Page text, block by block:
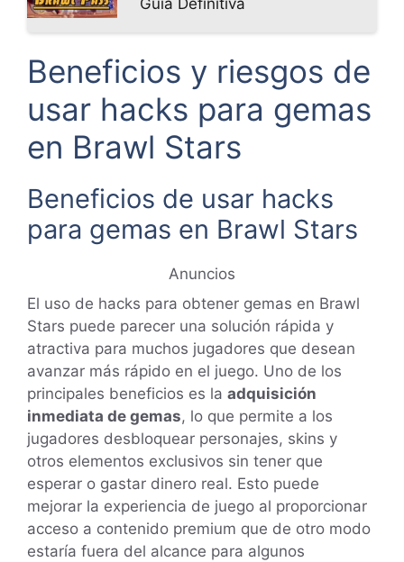
Guía Definitiva
Beneficios y riesgos de
usar hacks para gemas
en Brawl Stars
Beneficios de usar hacks
para gemas en Brawl Stars
Anuncios
El uso de hacks para obtener gemas en Brawl
Stars puede parecer una solución rápida y
atractiva para muchos jugadores que desean
avanzar más rápido en el juego. Uno de los
principales beneficios es la adquisición
inmediata de gemas, lo que permite a los
jugadores desbloquear personajes, skins y
otros elementos exclusivos sin tener que
esperar o gastar dinero real. Esto puede
mejorar la experiencia de juego al proporcionar
acceso a contenido premium que de otro modo
estaría fuera del alcance para algunos